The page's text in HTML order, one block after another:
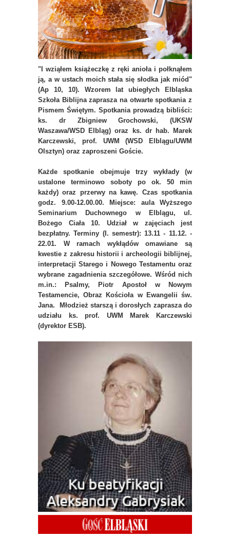
"I wziąłem książeczkę z ręki anioła i połknąłem
ją, a w ustach moich stała się słodka jak miód"
(Ap 10, 10). Wzorem lat ubiegłych Elbląska
Szkoła Biblijna zaprasza na otwarte spotkania z
Pismem Świętym. Spotkania prowadzą bibliści:
ks. dr Zbigniew Grochowski, (UKSW
Waszawa/WSD Elbląg) oraz ks. dr hab. Marek
Karczewski, prof. UWM (WSD Elblągu/UWM
Olsztyn) oraz zaproszeni Goście.
Każde spotkanie obejmuje trzy wykłady (w
ustalone terminowo soboty po ok. 50 min
każdy) oraz przerwy na kawę. Czas spotkania
godz. 9.00-12.00.00. Miejsce: aula Wyższego
Seminarium Duchownego w Elblągu, ul.
Bożego Ciała 10. Udział w zajęciach jest
bezpłatny. Terminy (I. semestr): 13.11 - 11.12. -
22.01. W ramach wykłądów omawiane są
kwestie z zakresu historii i archeologii biblijnej,
interpretacji Starego i Nowego Testamentu oraz
wybrane zagadnienia szczegółowe. Wśród nich
m.in.: Psalmy, Piotr Apostoł w Nowym
Testamencie, Obraz Kościoła w Ewangelii św.
Jana. Młodzież starszą i dorosłych zaprasza do
udziału ks. prof. UWM Marek Karczewski
(dyrektor ESB).